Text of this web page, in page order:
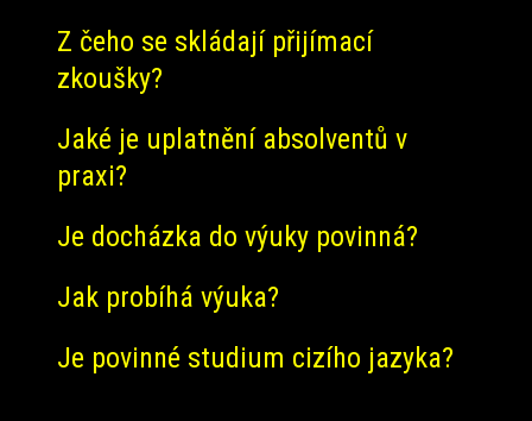
Z čeho se skládají přijímací
zkoušky?
Jaké je uplatnění absolventů v
praxi?
Je docházka do výuky povinná?
Jak probíhá výuka?
Je povinné studium cizího jazyka?